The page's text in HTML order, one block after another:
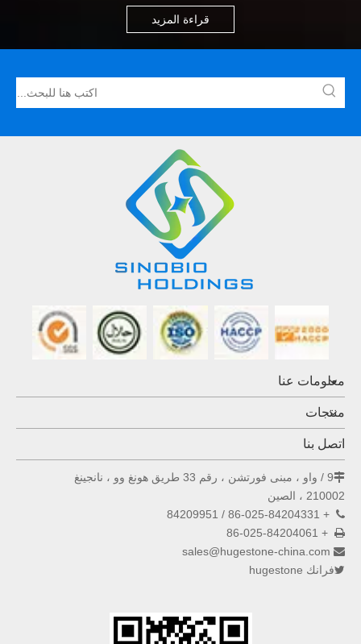
قراءة المزيد
معلومات عنا
منتجات
اتصل بنا
9 / واو ، مبنى فورتشن ، رقم 33 طريق هونغ وو ، نانجينغ
210002 ، الصين

+ 86-025-84204331 / 84209951

+ 86-025-84204061

sales@hugestone-china.com
فرانك hugestone